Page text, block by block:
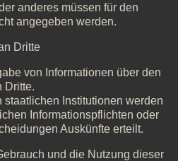
anderes müssen für den
angegeben werden.
Dritte
von Informationen über den
Dritte.
Institutionen werden
Informationspflichten oder
Auskünfte erteilt.
und die Nutzung dieser